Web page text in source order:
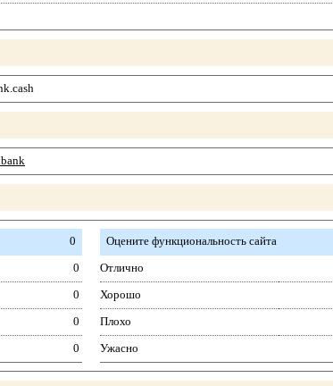
0
0
0
0
0
Оцените функциональность сайта
Отлично
Хорошо
Плохо
Ужасно